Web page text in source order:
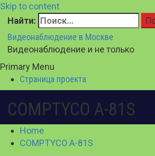
Skip to content
Найти:
Видеонаблюдение в Москве
Видеонаблюдение и не только
Primary Menu
Страница проекта
COMPTYCO A-81S
Home
COMPTYCO A-81S